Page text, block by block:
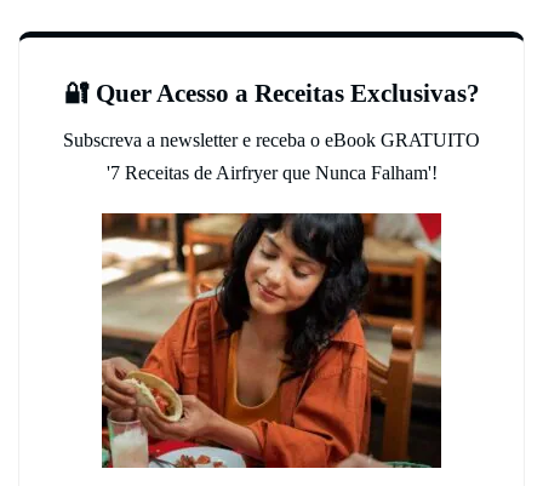
🔐 Quer Acesso a Receitas Exclusivas?
Subscreva a newsletter e receba o eBook GRATUITO
'7 Receitas de Airfryer que Nunca Falham'!